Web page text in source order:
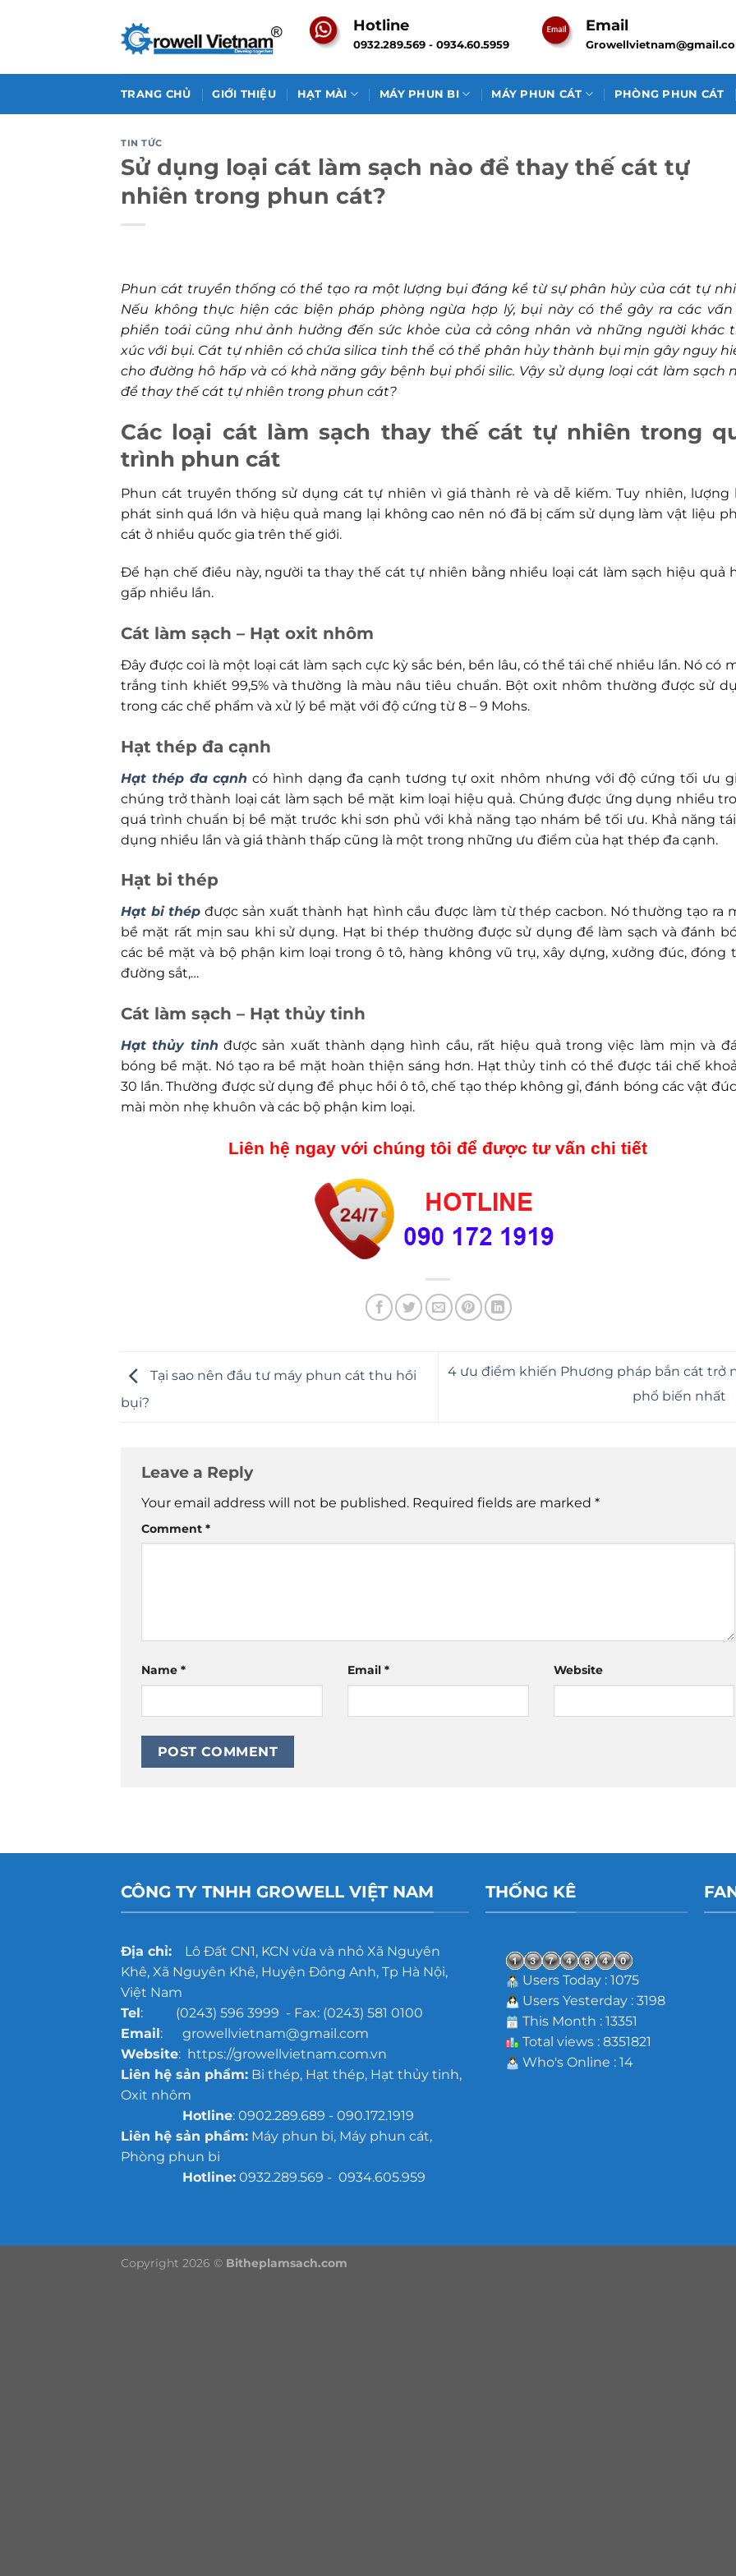
Hotline
0932.289.569 - 0934.60.5959
Email
TRANG CHỦ GIỚI THIỆU HẠT MÀI MÁY PHUN BI MÁY PHUN CÁT PHÒNG PHUN CÁT
TIN TỨC
Sử dụng loại cát làm sạch nào để thay thế cát tự
nhiên trong phun cát?
Phun cát truyền thống có thể tạo ra một lượng bụi đáng kể từ sự phân hủy của cát tự
Nếu không thực hiện các biện pháp phòng ngừa hợp lý, bụi này có thể gây ra các vấn
phiền toái cũng như ảnh hưởng đến sức khỏe của cả công nhân và những người khác
xúc với bụi. Cát tự nhiên có chứa silica tinh thể có thể phân hủy thành bụi mịn gây nguy
cho đường hô hấp và có khả năng gây bệnh bụi phổi silic. Vậy sử dụng loại cát làm sạch
để thay thế cát tự nhiên trong phun cát?
Các loại cát làm sạch thay thế cát tự nhiên trong
trình phun cát
Phun cát truyền thống sử dụng cát tự nhiên vì giá thành rẻ và dễ kiếm. Tuy nhiên, lượng
phát sinh quá lớn và hiệu quả mang lại không cao nên nó đã bị cấm sử dụng làm vật liệu
cát ở nhiều quốc gia trên thế giới.
Để hạn chế điều này, người ta thay thế cát tự nhiên bằng nhiều loại cát làm sạch hiệu quả
gấp nhiều lần.
Cát làm sạch – Hạt oxit nhôm
Đây được coi là một loại cát làm sạch cực kỳ sắc bén, bền lâu, có thể tái chế nhiều lần. Nó có
trắng tinh khiết 99,5% và thường là màu nâu tiêu chuẩn. Bột oxit nhôm thường được sử
trong các chế phẩm và xử lý bề mặt với độ cứng từ 8 – 9 Mohs.
Hạt thép đa cạnh
Hạt thép đa cạnh có hình dạng đa cạnh tương tự oxit nhôm nhưng với độ cứng tối ưu
chúng trở thành loại cát làm sạch bề mặt kim loại hiệu quả. Chúng được ứng dụng nhiều
quá trình chuẩn bị bề mặt trước khi sơn phủ với khả năng tạo nhám bề tối ưu. Khả năng
dụng nhiều lần và giá thành thấp cũng là một trong những ưu điểm của hạt thép đa cạnh.
Hạt bi thép
Hạt bi thép được sản xuất thành hạt hình cầu được làm từ thép cacbon. Nó thường tạo ra
bề mặt rất mịn sau khi sử dụng. Hạt bi thép thường được sử dụng để làm sạch và đánh
các bề mặt và bộ phận kim loại trong ô tô, hàng không vũ trụ, xây dựng, xưởng đúc, đóng
đường sắt,…
Cát làm sạch – Hạt thủy tinh
Hạt thủy tinh được sản xuất thành dạng hình cầu, rất hiệu quả trong việc làm mịn và
bóng bề mặt. Nó tạo ra bề mặt hoàn thiện sáng hơn. Hạt thủy tinh có thể được tái chế
30 lần. Thường được sử dụng để phục hồi ô tô, chế tạo thép không gỉ, đánh bóng các vật
mài mòn nhẹ khuôn và các bộ phận kim loại.
Liên hệ ngay với chúng tôi để được tư vấn chi tiết
Tại sao nên đầu tư máy phun cát thu hồi
bụi?
4 ưu điểm khiến Phương pháp bắn cát trở
phổ biến nhất
Leave a Reply
Your email address will not be published. Required fields are marked *
Comment *
Name * Email * Website
CÔNG TY TNHH GROWELL VIỆT NAM
Địa chỉ:Lô Đất CN1, KCN vừa và nhỏ Xã Nguyên
Khê, Xã Nguyên Khê, Huyện Đông Anh, Tp Hà Nội,
Việt Nam
Tel: (0243) 596 3999 - Fax: (0243) 581 0100
Email: growellvietnam@gmail.com
Website: https://growellvietnam.com.vn
Liên hệ sản phẩm:Bi thép, Hạt thép, Hạt thủy tinh,
Oxit nhôm
Hotline: 0902.289.689 - 090.172.1919
Liên hệ sản phẩm:Máy phun bi, Máy phun cát,
Phòng phun bi
Hotline:0932.289.569 - 0934.605.959
THỐNG KÊ
Users Today : 1075
Users Yesterday : 3198
This Month : 13351
Total views : 8351821
Who's Online : 14
Copyright 2026 © Bitheplamsach.com